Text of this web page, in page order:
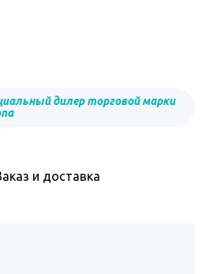
дилер торговой марки
и доставка